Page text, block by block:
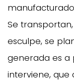
Se
esculpe, se
generada es a
interviene, que